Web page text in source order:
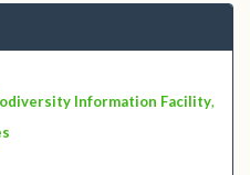
Information Facility,